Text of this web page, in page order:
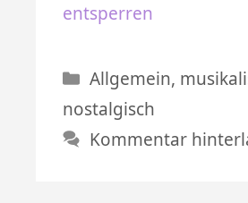
entsperren
Kategorien
Allgemein,
nostalgisch
Kommentar